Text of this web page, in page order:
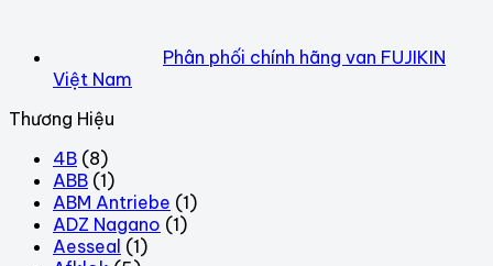
Phân phối chính hãng van FUJIKIN
Việt Nam
Thương Hiệu
4B (8)
ABB (1)
ABM Antriebe (1)
ADZ Nagano (1)
Aesseal (1)